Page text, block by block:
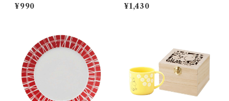
y Sketch】PM283-333
¥990
ド）【コロナ】
¥1,430